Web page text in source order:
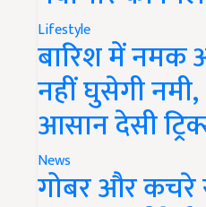
Lifestyle
बारिश में नमक
नहीं घुसेगी
आसान देसी
News
गोबर और कचरे